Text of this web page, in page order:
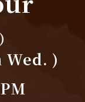
Wed. )